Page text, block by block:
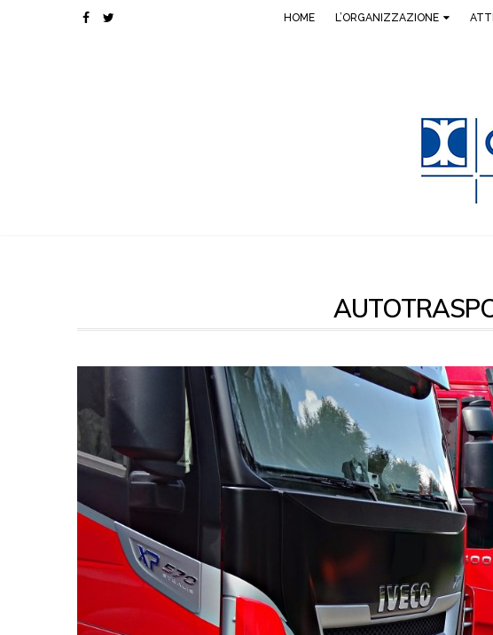
HOME L’ORGANIZZAZIONE